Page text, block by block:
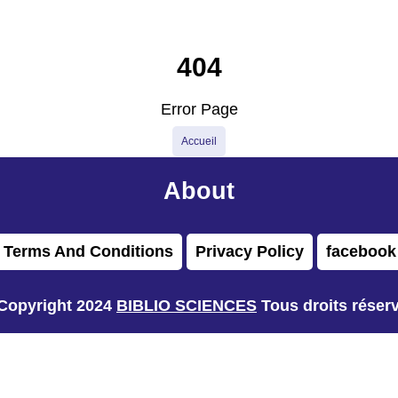
404
Error Page
Accueil
About
Terms And Conditions Privacy Policy facebook
2024 BIBLIO SCIENCES Tous droits